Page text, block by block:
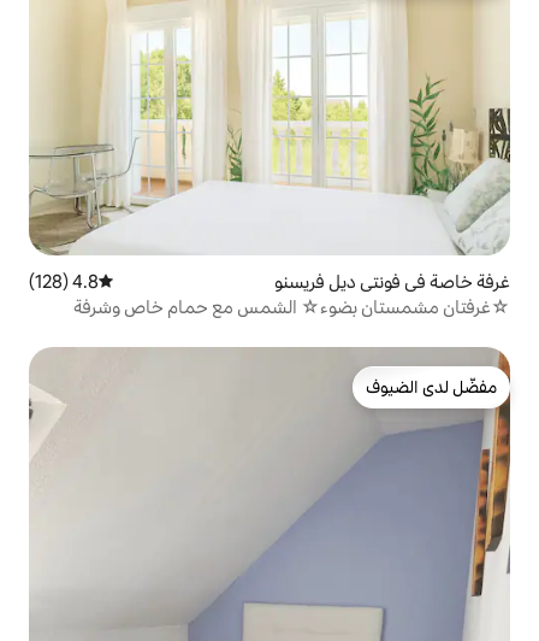
متوسط التقييم 4.8 من 5، 128 مراجعات
4.8 (128)
الشمس مع حمام خاص وشرفة